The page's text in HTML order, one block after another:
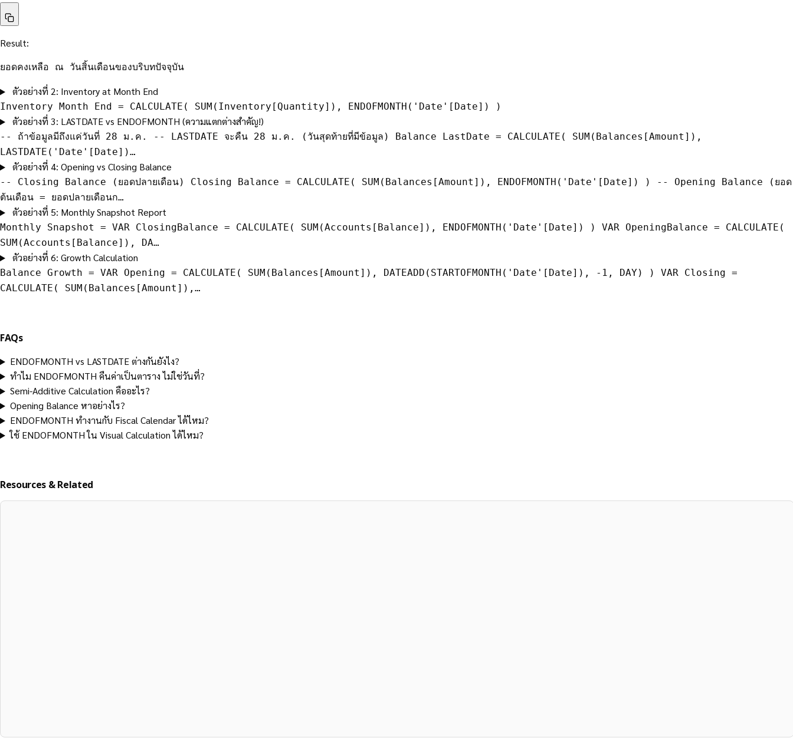
Result:
ยอดคงเหลือ ณ วันสิ้นเดือนของบริบทปัจจุบัน
ตัวอย่างที่ 2: Inventory at Month End
Inventory Month End = CALCULATE( SUM(Inventory[Quantity]), ENDOFMONTH('Date'[Date]) )
ตัวอย่างที่ 3: LASTDATE vs ENDOFMONTH (ความแตกต่างสำคัญ!)
-- ถ้าข้อมูลมีถึงแค่วันที่ 28 ม.ค. -- LASTDATE จะคืน 28 ม.ค. (วันสุดท้ายที่มีข้อมูล) Balance LastDate = CALCULATE( SUM(Balances[Amount]),
LASTDATE('Date'[Date])…
ตัวอย่างที่ 4: Opening vs Closing Balance
-- Closing Balance (ยอดปลายเดือน) Closing Balance = CALCULATE( SUM(Balances[Amount]), ENDOFMONTH('Date'[Date]) ) -- Opening Balance (ยอด
ต้นเดือน = ยอดปลายเดือนก…
ตัวอย่างที่ 5: Monthly Snapshot Report
Monthly Snapshot = VAR ClosingBalance = CALCULATE( SUM(Accounts[Balance]), ENDOFMONTH('Date'[Date]) ) VAR OpeningBalance = CALCULATE(
SUM(Accounts[Balance]), DA…
ตัวอย่างที่ 6: Growth Calculation
Balance Growth = VAR Opening = CALCULATE( SUM(Balances[Amount]), DATEADD(STARTOFMONTH('Date'[Date]), -1, DAY) ) VAR Closing =
CALCULATE( SUM(Balances[Amount]),…
FAQs
ENDOFMONTH vs LASTDATE ต่างกันยังไง?
ทำไม ENDOFMONTH คืนค่าเป็นตาราง ไม่ใช่วันที่?
Semi-Additive Calculation คืออะไร?
Opening Balance หาอย่างไร?
ENDOFMONTH ทำงานกับ Fiscal Calendar ได้ไหม?
ใช้ ENDOFMONTH ใน Visual Calculation ได้ไหม?
Resources & Related